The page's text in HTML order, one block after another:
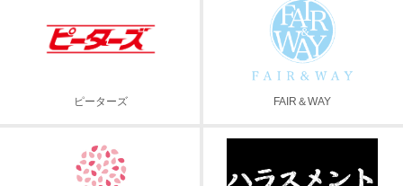
ピーターズ FAIR＆WAY